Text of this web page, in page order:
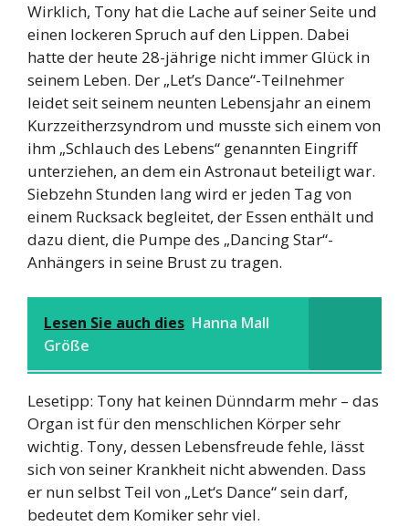
Wirklich, Tony hat die Lache auf seiner Seite und
einen lockeren Spruch auf den Lippen. Dabei
hatte der heute 28-jährige nicht immer Glück in
seinem Leben. Der „Let’s Dance“-Teilnehmer
leidet seit seinem neunten Lebensjahr an einem
Kurzzeitherzsyndrom und musste sich einem von
ihm „Schlauch des Lebens“ genannten Eingriff
unterziehen, an dem ein Astronaut beteiligt war.
Siebzehn Stunden lang wird er jeden Tag von
einem Rucksack begleitet, der Essen enthält und
dazu dient, die Pumpe des „Dancing Star“-
Anhängers in seine Brust zu tragen.
Lesen Sie auch dies Hanna Mall
Größe
Lesetipp: Tony hat keinen Dünndarm mehr – das
Organ ist für den menschlichen Körper sehr
wichtig. Tony, dessen Lebensfreude fehle, lässt
sich von seiner Krankheit nicht abwenden. Dass
er nun selbst Teil von „Let‘s Dance“ sein darf,
bedeutet dem Komiker sehr viel.